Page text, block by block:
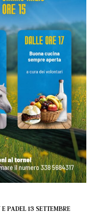
PADEL 13 SETTEMBRE